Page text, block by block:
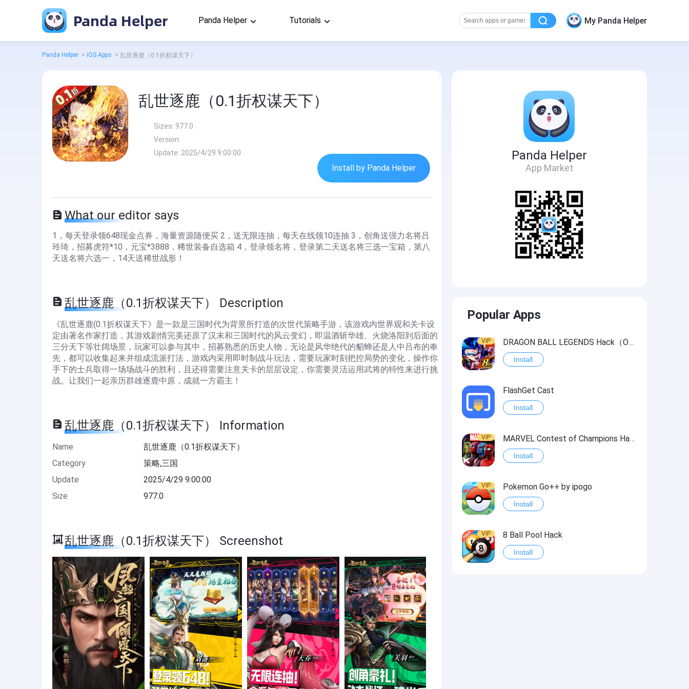
Panda Helper Panda Helper Tutorials My Panda Helper
Panda Helper > iOS Apps > 乱世逐鹿（0.1折权谋天下）
乱世逐鹿（0.1折权谋天下）
Sizes: 977.0
Version:
Update: 2025/4/29 9:00:00
Install by Panda Helper
What our editor says
1，每天登录领648现金点券，海量资源随便买 2，送无限连抽，每天在线领10连抽 3，创角送强力名将吕
玲琦，招募虎符*10，元宝*3888，稀世装备自选箱 4，登录领名将，登录第二天送名将三选一宝箱，第八
天送名将六选一，14天送稀世战形！
乱世逐鹿（0.1折权谋天下） Description
《乱世逐鹿(0.1折权谋天下》是一款是三国时代为背景所打造的次世代策略手游，该游戏内世界观和关卡设
定由著名作家打造，其游戏剧情完美还原了汉末和三国时代的风云变幻，即温酒斩华雄、火烧洛阳到后面的
三分天下等壮阔场景，玩家可以参与其中，招募熟悉的历史人物，无论是风华绝代的貂蝉还是人中吕布的奉
先，都可以收集起来并组成流派打法，游戏内采用即时制战斗玩法，需要玩家时刻把控局势的变化，操作你
手下的士兵取得一场场战斗的胜利，且还得需要注意关卡的层层设定，你需要灵活运用武将的特性来进行挑
战。让我们一起亲历群雄逐鹿中原，成就一方霸主！
乱世逐鹿（0.1折权谋天下） Information
Name
乱世逐鹿（0.1折权谋天下）
Category
策略,三国
Update
2025/4/29 9:00:00
Size
977.0
乱世逐鹿（0.1折权谋天下） Screenshot
Panda Helper
App Market
Popular Apps
VIP DRAGON BALL LEGENDS Hack（OneHitKill）
Install
FlashGet Cast
Install
VIP MARVEL Contest of Champions Hack2
Install
VIP Pokemon Go++ by ipogo
Install
VIP 8 Ball Pool Hack
Install